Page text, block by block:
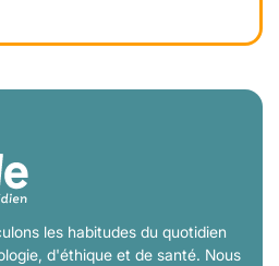
les habitudes du quotidien
d'éthique et de santé. Nous